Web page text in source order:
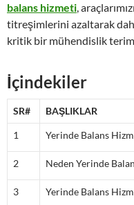
balans hizmeti,
titreşimlerini azaltarak
kritik bir mühendislik
İçindekiler
SR# BAŞLIKLAR
1 Yerinde Balans
2 Neden Yerinde
3 Yerinde Balans